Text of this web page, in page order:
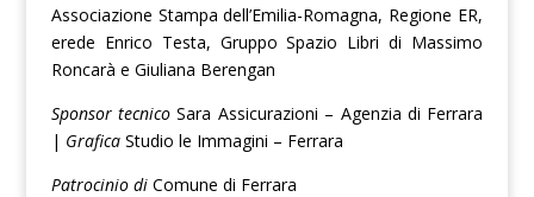
Associazione Stampa dell’Emilia-Romagna, Regione ER,
erede Enrico Testa, Gruppo Spazio Libri di Massimo
Roncarà e Giuliana Berengan
Sponsor tecnicoSara Assicurazioni – Agenzia di Ferrara
| Grafica Studio le Immagini – Ferrara
Patrocinio di Comune di Ferrara